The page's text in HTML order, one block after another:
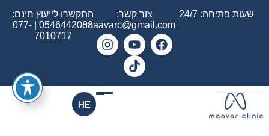
שעות פתיחה: 24/7
צור קשר:
maavarc@gmail.com
התקשרו לייעוץ חינם:
0546442088
077-
7010717
HE